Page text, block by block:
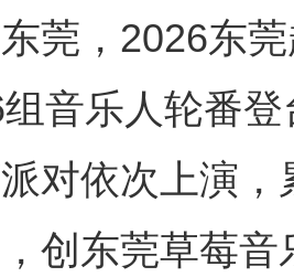
，2026东莞
音乐人轮番
对依次上演
创东莞草莓